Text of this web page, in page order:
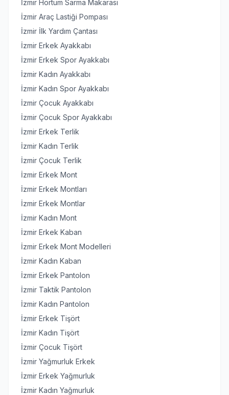
İzmir Hortum Sarma Makarası
İzmir Araç Lastiği Pompası
İzmir İlk Yardım Çantası
İzmir Erkek Ayakkabı
İzmir Erkek Spor Ayakkabı
İzmir Kadın Ayakkabı
İzmir Kadın Spor Ayakkabı
İzmir Çocuk Ayakkabı
İzmir Çocuk Spor Ayakkabı
İzmir Erkek Terlik
İzmir Kadın Terlik
İzmir Çocuk Terlik
İzmir Erkek Mont
İzmir Erkek Montları
İzmir Erkek Montlar
İzmir Kadın Mont
İzmir Erkek Kaban
İzmir Erkek Mont Modelleri
İzmir Kadın Kaban
İzmir Erkek Pantolon
İzmir Taktik Pantolon
İzmir Kadın Pantolon
İzmir Erkek Tişört
İzmir Kadın Tişört
İzmir Çocuk Tişört
İzmir Yağmurluk Erkek
İzmir Erkek Yağmurluk
İzmir Kadın Yağmurluk